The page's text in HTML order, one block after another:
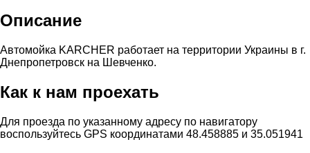
Описание
Автомойка KARCHER работает на территории Украины в г.
Днепропетровск на Шевченко.
Как к нам проехать
Для проезда по указанному адресу по навигатору
воспользуйтесь GPS координатами 48.458885 и 35.051941